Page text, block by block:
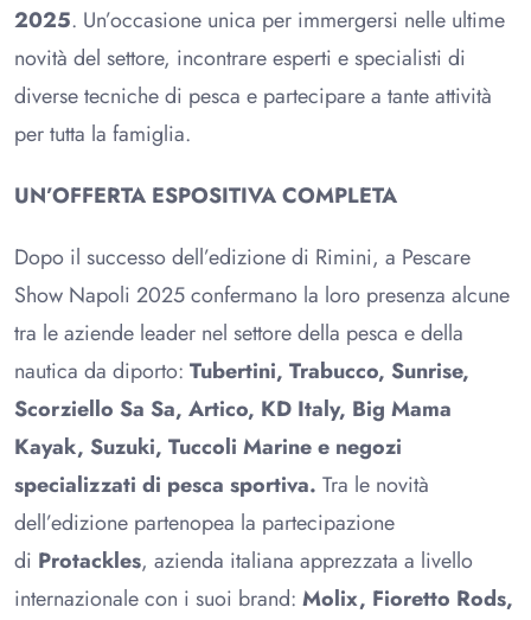
2025. Un’occasione unica per immergersi nelle ultime
novità del settore, incontrare esperti e specialisti di
diverse tecniche di pesca e partecipare a tante attività
per tutta la famiglia.
UN’OFFERTA ESPOSITIVA COMPLETA
Dopo il successo dell’edizione di Rimini, a Pescare
Show Napoli 2025 confermano la loro presenza alcune
tra le aziende leader nel settore della pesca e della
nautica da diporto: Tubertini, Trabucco, Sunrise,
Scorziello Sa Sa, Artico, KD Italy, Big Mama
Kayak, Suzuki, Tuccoli Marine e negozi
specializzati di pesca sportiva. Tra le novità
dell’edizione partenopea la partecipazione
di Protackles, azienda italiana apprezzata a livello
internazionale con i suoi brand: Molix, Fioretto Rods,